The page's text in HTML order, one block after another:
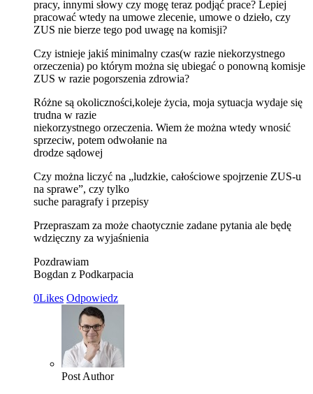
pracy, innymi słowy czy mogę teraz podjąć prace? Lepiej
pracować wtedy na umowe zlecenie, umowe o dzieło, czy
ZUS nie bierze tego pod uwagę na komisji?
Czy istnieje jakiś minimalny czas(w razie niekorzystnego
orzeczenia) po którym można się ubiegać o ponowną komisje
ZUS w razie pogorszenia zdrowia?
Różne są okoliczności,koleje życia, moja sytuacja wydaje się
trudna w razie
niekorzystnego orzeczenia. Wiem że można wtedy wnosić
sprzeciw, potem odwołanie na
drodze sądowej
Czy można liczyć na „ludzkie, całościowe spojrzenie ZUS-u
na sprawe”, czy tylko
suche paragrafy i przepisy
Przepraszam za może chaotycznie zadane pytania ale będę
wdzięczny za wyjaśnienia
Pozdrawiam
Bogdan z Podkarpacia
0Likes Odpowiedz
Post Author